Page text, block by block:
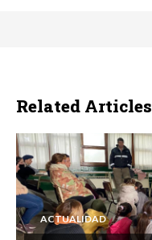
Related Articles
ACTUALIDAD